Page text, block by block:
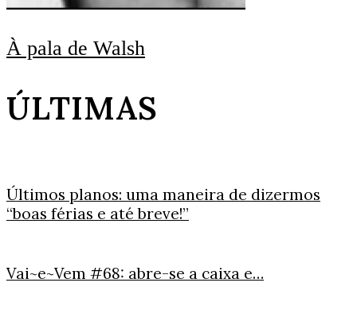
À pala de Walsh
ÚLTIMAS
Últimos planos: uma maneira de dizermos
“boas férias e até breve!”
Vai~e~Vem #68: abre-se a caixa e…